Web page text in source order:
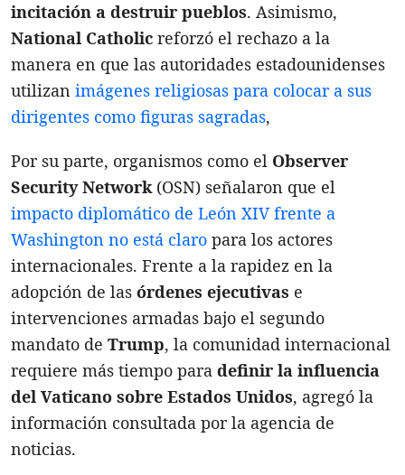
incitación a destruir pueblos. Asimismo,
National Catholic reforzó el rechazo a la
manera en que las autoridades estadounidenses
utilizan imágenes religiosas para colocar a sus
dirigentes como figuras sagradas,
Por su parte, organismos como el Observer
Security Network(OSN) señalaron que el
impacto diplomático de León XIV frente a
Washington no está claro para los actores
internacionales. Frente a la rapidez en la
adopción de las órdenes ejecutivas e
intervenciones armadas bajo el segundo
mandato de Trump, la comunidad internacional
requiere más tiempo para definir la influencia
del Vaticano sobre Estados Unidos, agregó la
información consultada por la agencia de
noticias.